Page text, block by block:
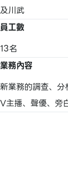
及川武
員工數
13名
業務內容
新業務的調查、
V主播、聲優、旁